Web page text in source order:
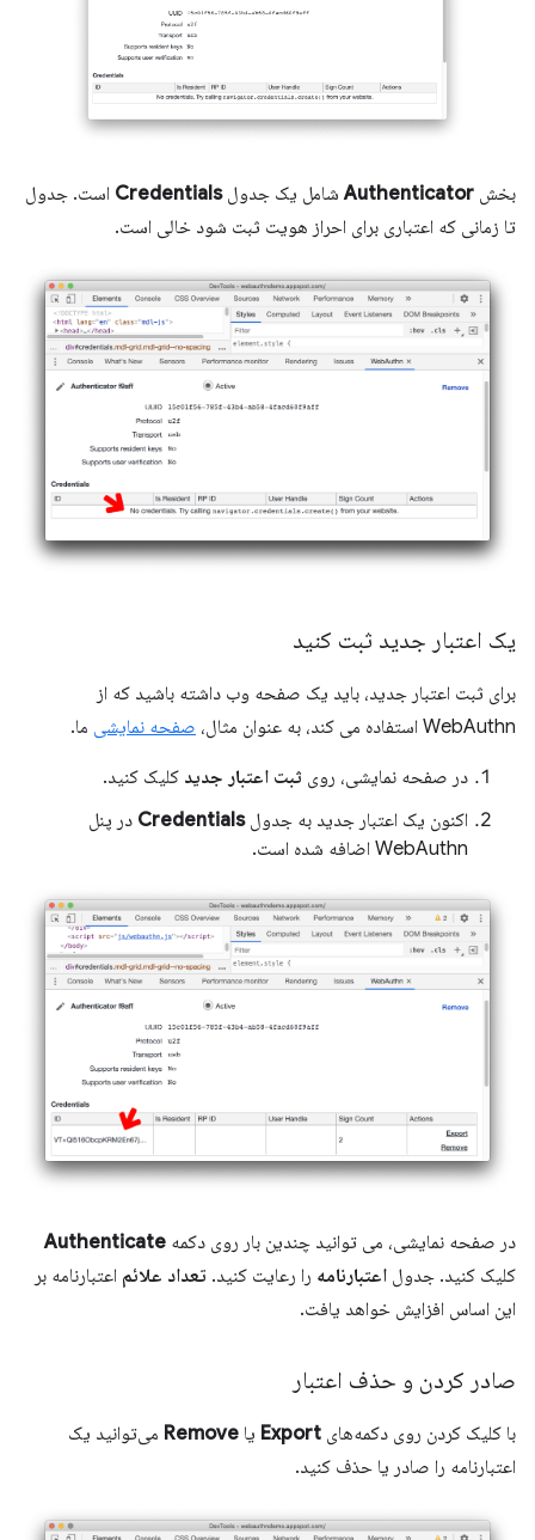
بخش Authenticatorشامل یک جدولCredentials است. جدول
تا زمانی که اعتباری برای احراز هویت ثبت شود خالی است.
یک اعتبار جدید ثبت کنید
برای ثبت اعتبار جدید، باید یک صفحه وب داشته باشید که از
WebAuthn استفاده می کند، به عنوان مثال،
صفحه نمایشی ما.
در صفحه نمایشی، روی ثبت اعتبار جدید کلیک کنید.
اکنون یک اعتبار جدید به جدولCredentials در پنل
WebAuthn اضافه شده است.
در صفحه نمایشی، می توانید چندین بار روی دکمه Authenticate
کلیک کنید. جدول اعتبارنامه را رعایت کنید. تعداد علائم اعتبارنامه بر
این اساس افزایش خواهد یافت.
صادر کردن و حذف اعتبار
با کلیک کردن روی دکمه‌های Export یا Remove می‌توانید یک
اعتبارنامه را صادر یا حذف کنید.